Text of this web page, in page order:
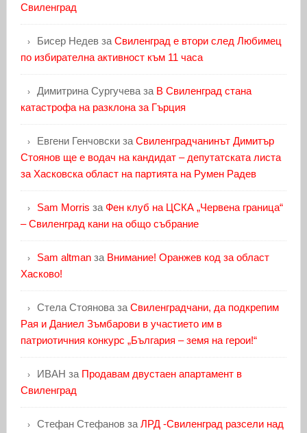
Свиленград
Бисер Недевза Свиленград е втори след Любимец
по избирателна активност към 11 часа
Димитрина Сургучеваза В Свиленград стана
катастрофа на разклона за Гърция
Евгени Генчовскиза Свиленградчанинът Димитър
Стоянов ще е водач на кандидат – депутатската листа
за Хасковска област на партията на Румен Радев
Sam Morris за Фен клуб на ЦСКА „Червена граница“
– Свиленград кани на общо събрание
Sam altmanза Внимание! Оранжев код за област
Хасково!
Стела Стояноваза Свиленградчани, да подкрепим
Рая и Даниел Зъмбарови в участието им в
патриотичния конкурс „България – земя на герои!“
ИВАН за Продавам двустаен апартамент в
Свиленград
Стефан Стефановза ЛРД -Свиленград разсели над